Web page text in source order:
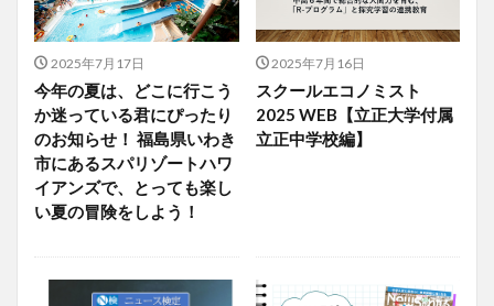
2025年7月17日
今年の夏は、どこに行こう
か迷っている君にぴったり
のお知らせ！ 福島県いわき
市にあるスパリゾートハワ
イアンズで、とっても楽し
い夏の冒険をしよう！
2025年7月16日
スクールエコノミスト
2025 WEB【立正大学付属
立正中学校編】